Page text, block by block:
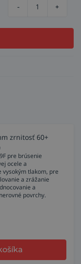
- +
zrnitosť 60+
pre brúsenie
ocele a
vysokým tlakom, pre
a zrážanie
a
povrchy.